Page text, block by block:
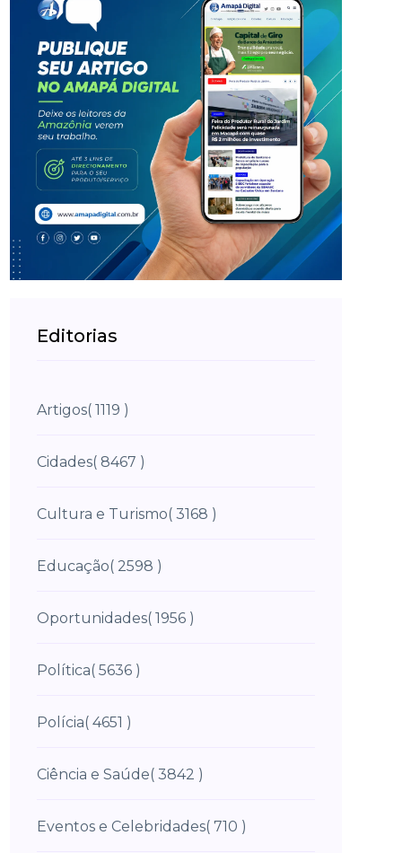
Editorias
Artigos( 1119 )
Cidades( 8467 )
Cultura e Turismo( 3168 )
Educação( 2598 )
Oportunidades( 1956 )
Política( 5636 )
Polícia( 4651 )
Ciência e Saúde( 3842 )
Eventos e Celebridades( 710 )